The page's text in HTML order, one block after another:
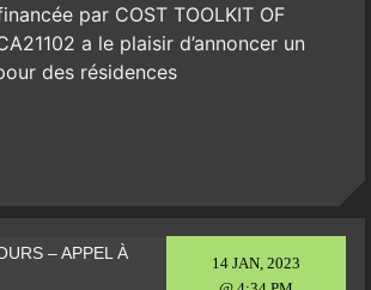
par COST TOOLKIT OF
a le plaisir d’annoncer un
des résidences
14 JAN, 2023
– APPEL À